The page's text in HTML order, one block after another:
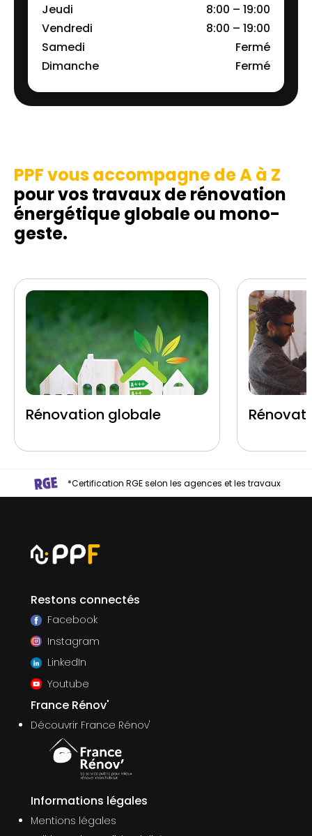
Jeudi
8:00 – 19:00
Vendredi
8:00 – 19:00
Samedi
Fermé
Dimanche
Fermé
PPF vous accompagne de A à Z
pour vos travaux de rénovation
énergétique globale ou mono-
geste.
Rénovation globale
*Certification RGE selon les agences et les travaux
Restons connectés
Facebook
Instagram
LinkedIn
Youtube
France Rénov'
Découvrir France Rénov'
Informations légales
Mentions légales